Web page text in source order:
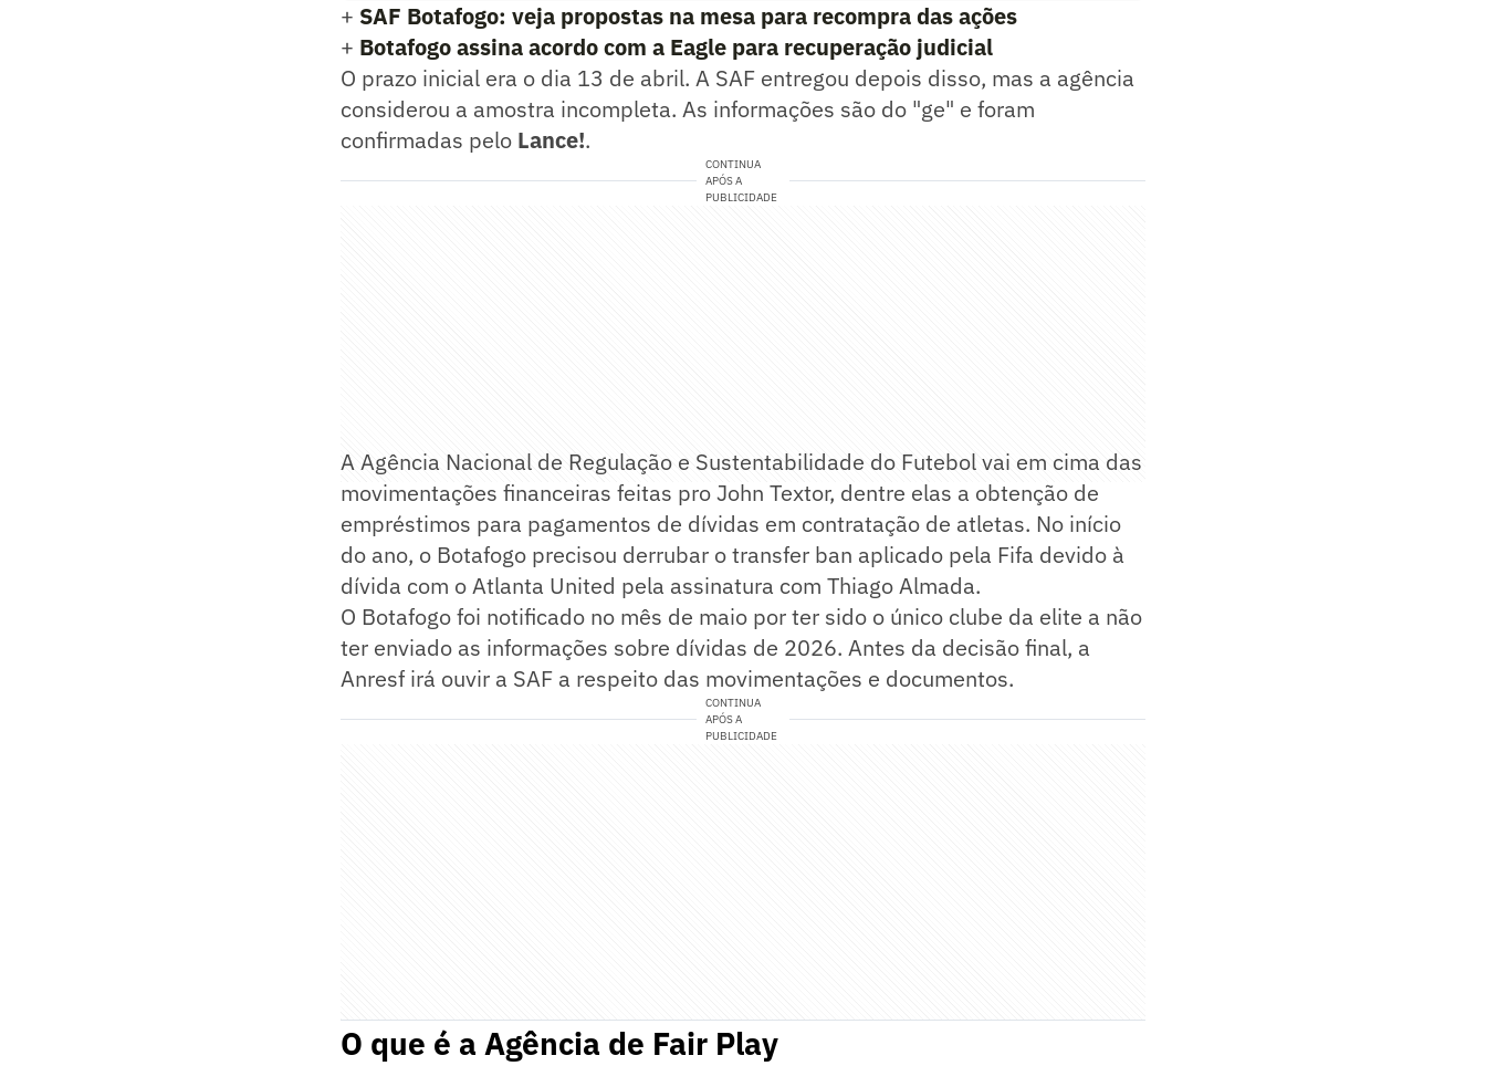
+ SAF Botafogo: veja propostas na mesa para recompra das ações
+ Botafogo assina acordo com a Eagle para recuperação judicial
O prazo inicial era o dia 13 de abril. A SAF entregou depois disso, mas a agência
considerou a amostra incompleta. As informações são do "ge" e foram
confirmadas pelo Lance!.
CONTINUA
APÓS A
PUBLICIDADE
A Agência Nacional de Regulação e Sustentabilidade do Futebol vai em cima das
movimentações financeiras feitas pro John Textor, dentre elas a obtenção de
empréstimos para pagamentos de dívidas em contratação de atletas. No início
do ano, o Botafogo precisou derrubar o transfer ban aplicado pela Fifa devido à
dívida com o Atlanta United pela assinatura com Thiago Almada.
O Botafogo foi notificado no mês de maio por ter sido o único clube da elite a não
ter enviado as informações sobre dívidas de 2026. Antes da decisão final, a
Anresf irá ouvir a SAF a respeito das movimentações e documentos.
CONTINUA
APÓS A
PUBLICIDADE
O que é a Agência de Fair Play